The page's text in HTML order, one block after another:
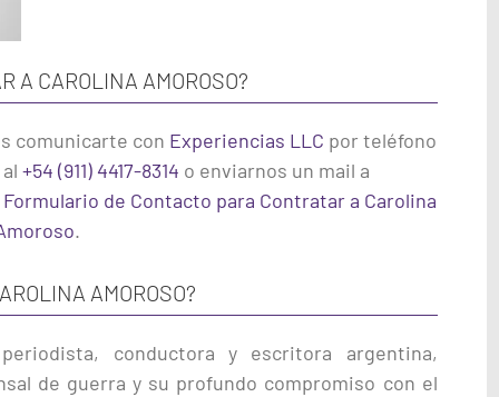
A CAROLINA AMOROSO?
comunicarte con Experiencias LLC por teléfono
+54 (911) 4417-8314 o enviarnos un mail a
Formulario de Contacto para Contratar a Carolina
.
AMOROSO?
conductora y escritora argentina,
de guerra y su profundo compromiso con el